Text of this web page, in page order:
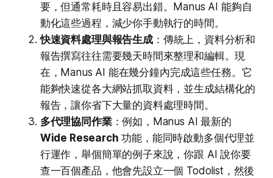
要，但通常耗時且容易出錯。Manus AI 能夠自
動化這些過程，減少你手動執行的時間。
快速資料處理與報告生成：傳統上，資料分析和
報告撰寫往往需要幾天時間來整理和編輯。現
在，Manus AI 能在幾分鐘內完成這些任務。它
能夠快速從各大網站抓取資料，並生成結構化的
報告，讓你省下大量的資料處理時間。
多代理協同作業：例如，Manus AI 最新的
Wide Research 功能，能同時啟動多個代理並
行運作，舉個簡單的例子來說，你跟 AI 說你要
查一百個產品，他會先設立一個 Todolist，然後